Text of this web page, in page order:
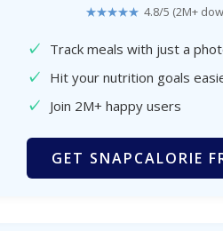
★★★★★ 4.8/5 (2M+
✓ Track meals with just a
✓ Hit your nutrition goals
✓ Join 2M+ happy users
GET SNAPCALORIE